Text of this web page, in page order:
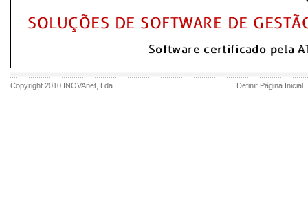
Copyright 2010 INOVAnet , Lda. Definir Página Inicial